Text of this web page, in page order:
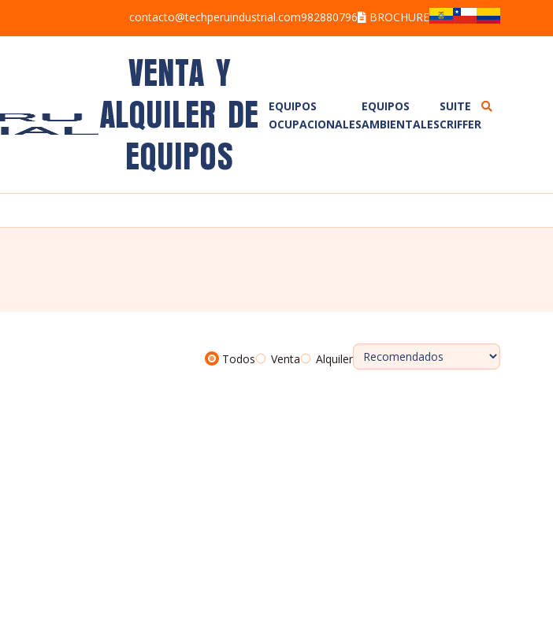
contacto@techperuindustrial.com982880796 BROCHURE
VENTA Y
ALQUILER DE
EQUIPOS
EQUIPOS
OCUPACIONALES
DETECTORES DE GASES
LUXÓMETROS
TERMOHIGRÓMETROS
EQUIPOS
AMBIENTALES
TREN DE MUESTREO
ESTACIÓN METEOROLÓGICA
SUITE
CRIFFER
Todos Venta Alquiler